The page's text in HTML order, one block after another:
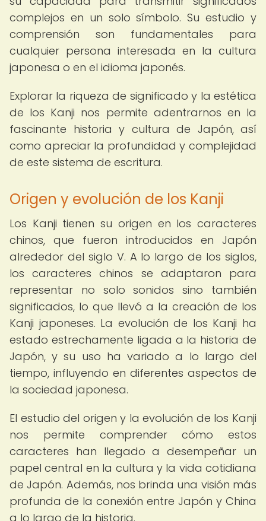
complejos en un solo símbolo. Su estudio y
comprensión son fundamentales para
cualquier persona interesada en la cultura
japonesa o en el idioma japonés.
Explorar la riqueza de significado y la estética
de los Kanji nos permite adentrarnos en la
fascinante historia y cultura de Japón, así
como apreciar la profundidad y complejidad
de este sistema de escritura.
Origen y evolución de los Kanji
Los Kanji tienen su origen en los caracteres
chinos, que fueron introducidos en Japón
alrededor del siglo V. A lo largo de los siglos,
los caracteres chinos se adaptaron para
representar no solo sonidos sino también
significados, lo que llevó a la creación de los
Kanji japoneses. La evolución de los Kanji ha
estado estrechamente ligada a la historia de
Japón, y su uso ha variado a lo largo del
tiempo, influyendo en diferentes aspectos de
la sociedad japonesa.
El estudio del origen y la evolución de los Kanji
nos permite comprender cómo estos
caracteres han llegado a desempeñar un
papel central en la cultura y la vida cotidiana
de Japón. Además, nos brinda una visión más
profunda de la conexión entre Japón y China
a lo largo de la historia.